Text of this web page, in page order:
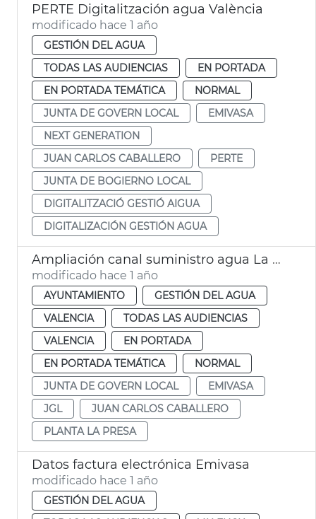
PERTE Digitalitzación agua València
modificado hace 1 año
GESTIÓN DEL AGUA
TODAS LAS AUDIENCIAS
EN PORTADA
EN PORTADA TEMÁTICA
NORMAL
JUNTA DE GOVERN LOCAL
EMIVASA
NEXT GENERATION
JUAN CARLOS CABALLERO
PERTE
JUNTA DE BOGIERNO LOCAL
DIGITALITZACIÓ GESTIÓ AIGUA
DIGITALIZACIÓN GESTIÓN AGUA
Ampliación canal suministro agua La Presa. València
modificado hace 1 año
AYUNTAMIENTO
GESTIÓN DEL AGUA
VALENCIA
TODAS LAS AUDIENCIAS
VALENCIA
EN PORTADA
EN PORTADA TEMÁTICA
NORMAL
JUNTA DE GOVERN LOCAL
EMIVASA
JGL
JUAN CARLOS CABALLERO
PLANTA LA PRESA
Datos factura electrónica Emivasa
modificado hace 1 año
GESTIÓN DEL AGUA